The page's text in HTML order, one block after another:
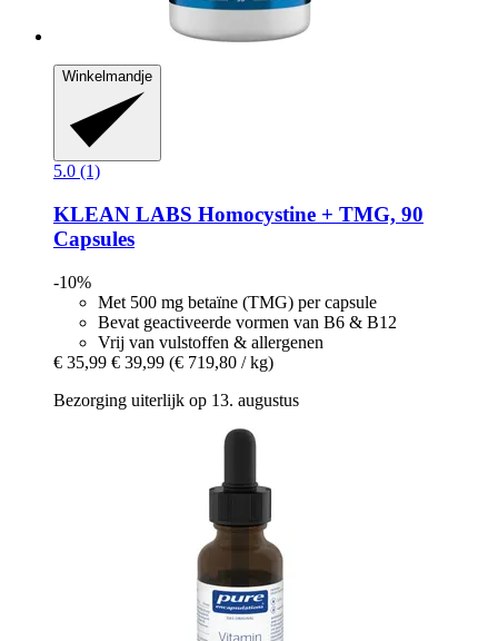
Winkelmandje
5.0 (1)
KLEAN LABS Homocystine + TMG, 90
Capsules
-10%
Met 500 mg betaïne (TMG) per capsule
Bevat geactiveerde vormen van B6 & B12
Vrij van vulstoffen & allergenen
€ 35,99 € 39,99 (€ 719,80 / kg)
Bezorging uiterlijk op 13. augustus